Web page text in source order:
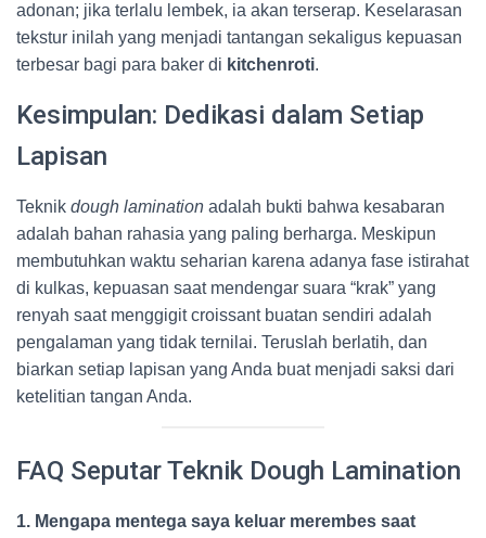
adonan; jika terlalu lembek, ia akan terserap. Keselarasan
tekstur inilah yang menjadi tantangan sekaligus kepuasan
terbesar bagi para baker di kitchenroti.
Kesimpulan: Dedikasi dalam Setiap
Lapisan
Teknik dough lamination adalah bukti bahwa kesabaran
adalah bahan rahasia yang paling berharga. Meskipun
membutuhkan waktu seharian karena adanya fase istirahat
di kulkas, kepuasan saat mendengar suara “krak” yang
renyah saat menggigit croissant buatan sendiri adalah
pengalaman yang tidak ternilai. Teruslah berlatih, dan
biarkan setiap lapisan yang Anda buat menjadi saksi dari
ketelitian tangan Anda.
FAQ Seputar Teknik Dough Lamination
1. Mengapa mentega saya keluar merembes saat